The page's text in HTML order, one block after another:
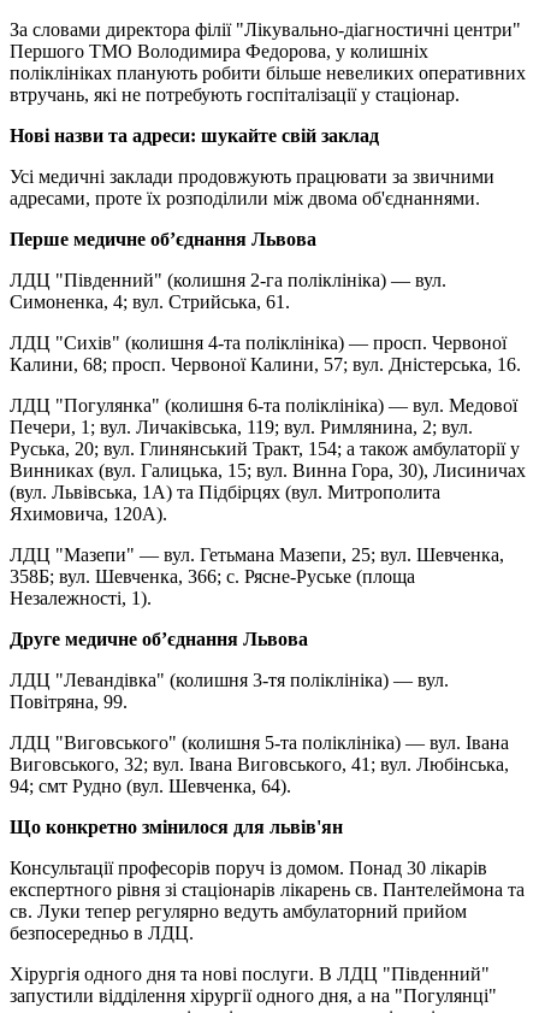
За словами директора філії "Лікувально-діагностичні центри"
Першого ТМО Володимира Федорова, у колишніх
поліклініках планують робити більше невеликих оперативних
втручань, які не потребують госпіталізації у стаціонар.
Нові назви та адреси: шукайте свій заклад
Усі медичні заклади продовжують працювати за звичними
адресами, проте їх розподілили між двома об'єднаннями.
Перше медичне об’єднання Львова
ЛДЦ "Південний" (колишня 2-га поліклініка) — вул.
Симоненка, 4; вул. Стрийська, 61.
ЛДЦ "Сихів" (колишня 4-та поліклініка) — просп. Червоної
Калини, 68; просп. Червоної Калини, 57; вул. Дністерська, 16.
ЛДЦ "Погулянка" (колишня 6-та поліклініка) — вул. Медової
Печери, 1; вул. Личаківська, 119; вул. Римлянина, 2; вул.
Руська, 20; вул. Глинянський Тракт, 154; а також амбулаторії у
Винниках (вул. Галицька, 15; вул. Винна Гора, 30), Лисиничах
(вул. Львівська, 1А) та Підбірцях (вул. Митрополита
Яхимовича, 120А).
ЛДЦ "Мазепи" — вул. Гетьмана Мазепи, 25; вул. Шевченка,
358Б; вул. Шевченка, 366; с. Рясне-Руське (площа
Незалежності, 1).
Друге медичне об’єднання Львова
ЛДЦ "Левандівка" (колишня 3-тя поліклініка) — вул.
Повітряна, 99.
ЛДЦ "Виговського" (колишня 5-та поліклініка) — вул. Івана
Виговського, 32; вул. Івана Виговського, 41; вул. Любінська,
94; смт Рудно (вул. Шевченка, 64).
Що конкретно змінилося для львів'ян
Консультації професорів поруч із домом. Понад 30 лікарів
експертного рівня зі стаціонарів лікарень св. Пантелеймона та
св. Луки тепер регулярно ведуть амбулаторний прийом
безпосередньо в ЛДЦ.
Хірургія одного дня та нові послуги. В ЛДЦ "Південний"
запустили відділення хірургії одного дня, а на "Погулянці"